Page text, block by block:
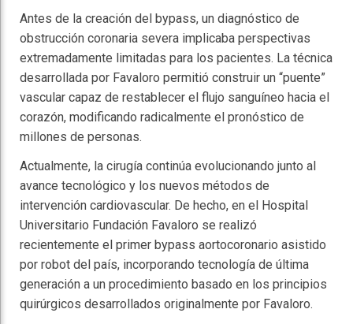
Antes de la creación del bypass, un diagnóstico de
obstrucción coronaria severa implicaba perspectivas
extremadamente limitadas para los pacientes. La técnica
desarrollada por Favaloro permitió construir un “puente”
vascular capaz de restablecer el flujo sanguíneo hacia el
corazón, modificando radicalmente el pronóstico de
millones de personas.
Actualmente, la cirugía continúa evolucionando junto al
avance tecnológico y los nuevos métodos de
intervención cardiovascular. De hecho, en el Hospital
Universitario Fundación Favaloro se realizó
recientemente el primer bypass aortocoronario asistido
por robot del país, incorporando tecnología de última
generación a un procedimiento basado en los principios
quirúrgicos desarrollados originalmente por Favaloro.